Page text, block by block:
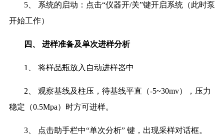
5、 系统的启动：点击“仪器开/关”键开启系统（此时泵
开始工作）
四、 进样准备及单次进样分析
1、 将样品瓶放入自动进样器中
2、 观察基线及柱压，待基线平直（-5~30mv），压力
稳定（0.5Mpa）时方可进样。
3、 点击助手栏中“单次分析” 键，出现采样对话框。